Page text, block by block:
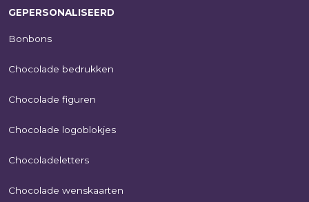
GEPERSONALISEERD
Bonbons
Chocolade bedrukken
Chocolade figuren
Chocolade logoblokjes
Chocoladeletters
Chocolade wenskaarten